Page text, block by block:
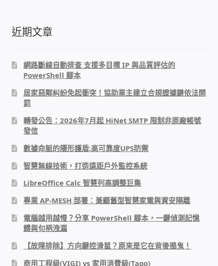
網路規劃架設
NAS到府安裝服務
出租套房出租 網路維護管理 房東免煩惱
WIFI Wi-Fi 無線熱點 無線網路
網路硬體設備
居易科技DrayTek/裕笠科技Ublink
印表列印伺服器
近期文章
網路斷線自動排查 支援多目標 IP 與品質評估的
PowerShell 腳本
居家惡鄰糾紛免起衝突！協助業主建立合規證據鏈依法開
罰
轉發公告：2026年7月起 HiNet SMTP 限制非原廠帳號
發信
數據命脈的隱形護盾:高可靠度UPS防禦
智慧無線技術，打造遠距戶外監控系統
LibreOffice Calc 智慧列高調整巨集
專業 AP-MESH 部署：兼顧舊型智慧家電與資安隔離
電腦越用越慢？分享 PowerShell 腳本，一鍵偵測記憶
體與句柄洩漏
【故障排除】方向鍵控滑鼠？原來是它在背後搗鬼！
商用工程級(VIGI) vs 家用消費級(Tapo)